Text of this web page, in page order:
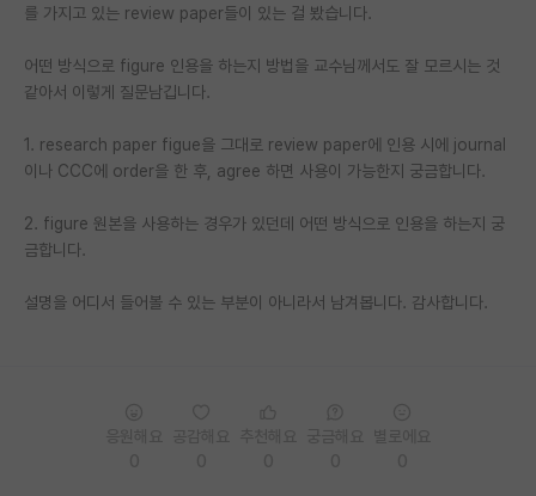
학부 인턴 게시판
취업 게시판
PI 전용 게시판
특수/전문대학원 게시판
반도체/AI 게시판
를 가지고 있는 review paper들이 있는 걸 봤습니다.
어떤 방식으로 figure 인용을 하는지 방법을 교수님께서도 잘 모르시는 것
같아서 이렇게 질문남깁니다.
1. research paper figue을 그대로 review paper에 인용 시에 journal
이나 CCC에 order을 한 후, agree 하면 사용이 가능한지 궁금합니다.
2. figure 원본을 사용하는 경우가 있던데 어떤 방식으로 인용을 하는지 궁
금합니다.
설명을 어디서 들어볼 수 있는 부분이 아니라서 남겨봅니다. 감사합니다.